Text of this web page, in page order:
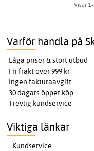
Visar
Varför handla på
Låga priser & stort utbud
Fri frakt över 999 kr
Ingen fakturaavgift
30 dagars öppet köp
Trevlig kundservice
Viktiga länkar
Kundservice